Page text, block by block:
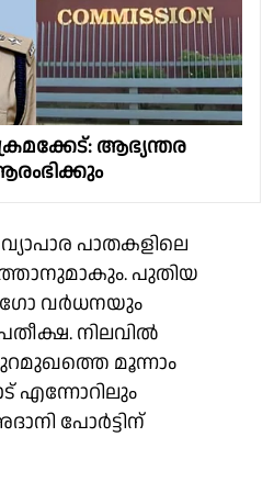
ആഭ്യന്തര
പാതകളിലെ
പുതിയ
വർധനയും
നിലവിൽ
മൂന്നാം
എന്നോറിലും
പോർട്ടിന്